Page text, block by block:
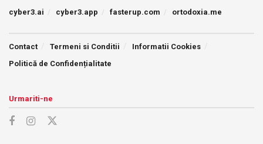
cyber3.ai cyber3.app fasterup.com ortodoxia.me
Contact Termeni si Conditii
Informatii Cookies
Politică de Confidențialitate
Urmariti-ne